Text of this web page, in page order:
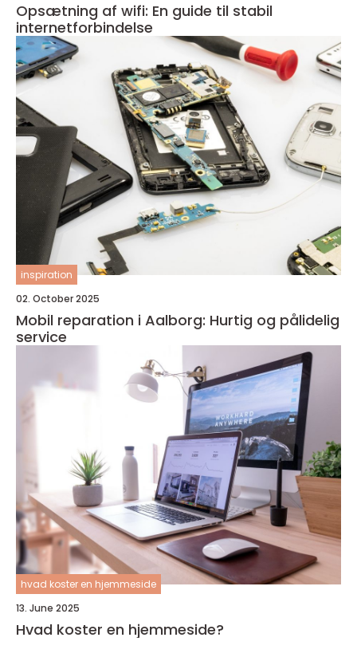
Opsætning af wifi: En guide til stabil
internetforbindelse
inspiration
02. October 2025
Mobil reparation i Aalborg: Hurtig og pålidelig
service
hvad koster en hjemmeside
13. June 2025
Hvad koster en hjemmeside?